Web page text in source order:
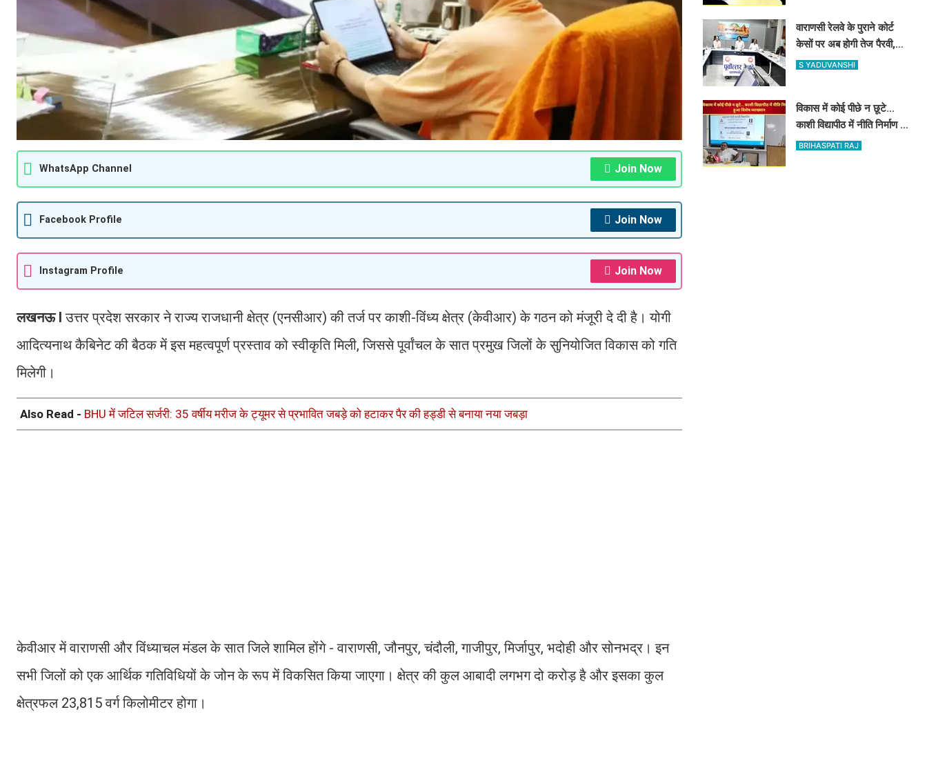
WhatsApp Channel Join Now
Facebook Profile Join Now
Instagram Profile Join Now
लखनऊ Iउत्तर प्रदेश सरकार ने राज्य राजधानी क्षेत्र (एनसीआर) की तर्ज पर काशी-विंध्य क्षेत्र (केवीआर) के गठन को मंजूरी दे दी है। योगी
आदित्यनाथ कैबिनेट की बैठक में इस महत्वपूर्ण प्रस्ताव को स्वीकृति मिली, जिससे पूर्वांचल के सात प्रमुख जिलों के सुनियोजित विकास को गति
मिलेगी।
Also Read - BHU में जटिल सर्जरी: 35 वर्षीय मरीज के ट्यूमर से प्रभावित जबड़े को हटाकर पैर की हड्डी से बनाया नया जबड़ा
केवीआर में वाराणसी और विंध्याचल मंडल के सात जिले शामिल होंगे - वाराणसी, जौनपुर, चंदौली, गाजीपुर, मिर्जापुर, भदोही और सोनभद्र। इन
सभी जिलों को एक आर्थिक गतिविधियों के जोन के रूप में विकसित किया जाएगा। क्षेत्र की कुल आबादी लगभग दो करोड़ है और इसका कुल
क्षेत्रफल 23,815 वर्ग किलोमीटर होगा।
वाराणसी रेलवे के पुराने कोर्ट
केसों पर अब होगी तेज पैरवी,
अपर महाप्रबंधक ने अधिकारियों
S YADUVANSHI
विकास में कोई पीछे न छूटे...
काशी विद्यापीठ में नीति निर्माण पर
हुआ विशेष व्याख्यान
BRIHASPATI RAJ